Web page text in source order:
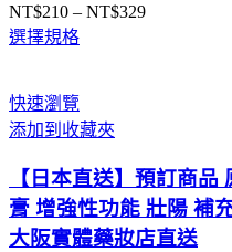
NT$210 – NT$329價
NT$329
選擇規格
快速瀏覽
添加到收藏夾
【日本直送】預訂商
膏 增強性功能 壯陽 補
大阪實體藥妝店直送